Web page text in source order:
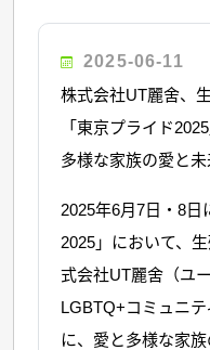
2025-06-11
株式会社UT麗舍、
「東京プライド
多様な家族の愛と未
2025年6月7日・8日
2025」において、
式会社UT麗舍（ユ
LGBTQ+コミュニ
に、愛と多様な家